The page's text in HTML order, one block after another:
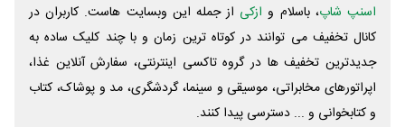
اسنپ شاپ، باسلام و ازکی از جمله این وبسایت ‌هاست. کاربران در
کانال تخفیف می توانند در کوتاه ترین زمان و با چند کلیک ساده به
جدیدترین تخفیف ها در گروه تاکسی اینترنتی، سفارش آنلاین غذا،
اپراتورهای مخابراتی، موسیقی و سینما، گردشگری، مد و پوشاک، کتاب
و کتابخوانی و ... دسترسی پیدا کنند.